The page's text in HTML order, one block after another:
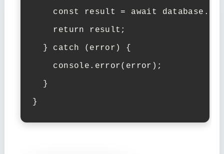
const result = await
    return result;
  } catch (error) {
    console.error(error);
  }
}